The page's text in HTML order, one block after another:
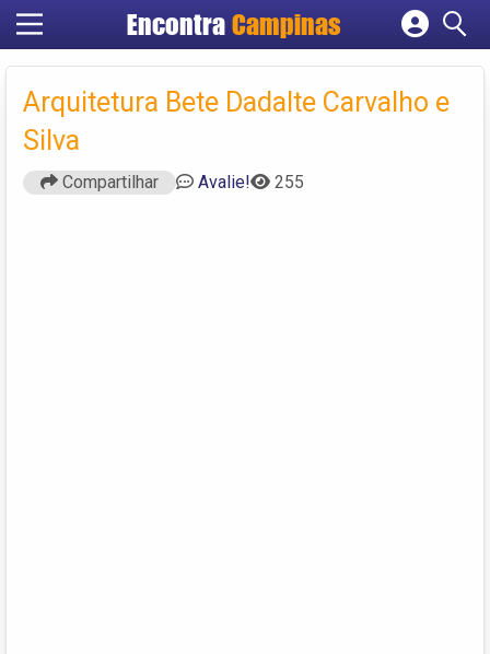
Encontra Campinas
Cadastrar empresa
Criar conta
Arquitetura Bete Dadalte Carvalho e
Silva
Compartilhar Avalie! 255